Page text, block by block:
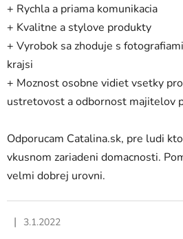
+ Rychla a priama komunikacia
+ Kvalitne a stylove produkty
+ Vyrobok sa zhoduje s
krajsi
+ Moznost osobne vidiet vsetky
ustretovost a odbornost majitelov
Odporucam Catalina.sk, pre ludi
vkusnom zariadeni domacnosti.
velmi dobrej urovni.
Hodnotenie obchodu je 5 z 5
| 3.1.2022